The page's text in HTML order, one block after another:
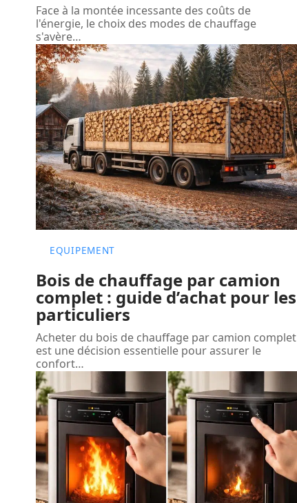
Face à la montée incessante des coûts de
l'énergie, le choix des modes de chauffage
s'avère…
EQUIPEMENT
Bois de chauffage par camion
complet : guide d’achat pour les
particuliers
Acheter du bois de chauffage par camion complet
est une décision essentielle pour assurer le
confort…